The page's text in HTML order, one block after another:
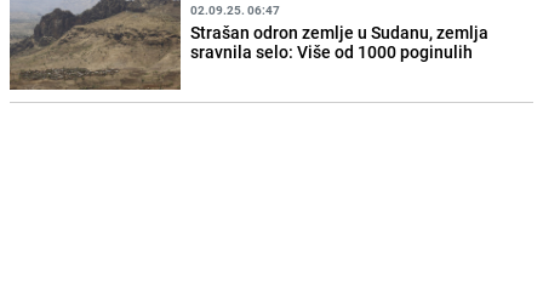
02.09.25. 06:47
Strašan odron zemlje u Sudanu, zemlja
sravnila selo: Više od 1000 poginulih